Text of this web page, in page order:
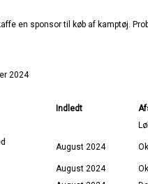
en sponsor til køb af kamptøj.
2024
Indledt
August 2024
August 2024